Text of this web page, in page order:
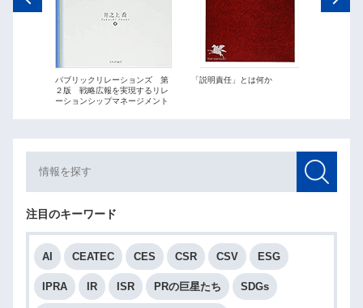
パブリックリレーションズ 第
２版 戦略広報を実現するリレ
ーションシップマネージメント
「説明責任」とは何か
注目のキーワード
AI CEATEC CES CSR CSV ESG
IPRA IR ISR PRの巨星たち SDGs